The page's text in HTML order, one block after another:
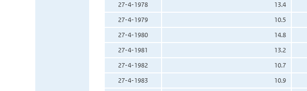
27-4-1978
13.4
27-4-1979
10.5
27-4-1980
14.8
27-4-1981
13.2
27-4-1982
10.7
27-4-1983
10.9